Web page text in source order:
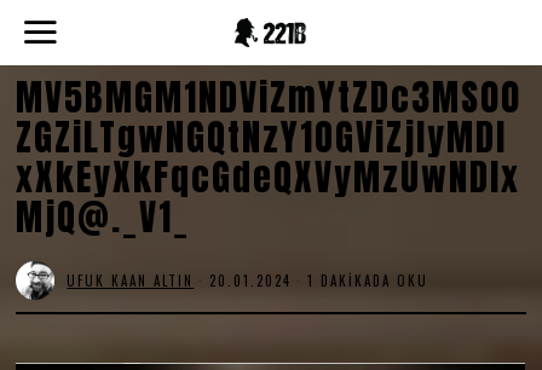
MV5BMGM1NDViZmYtZDc3MS00
ZGZiLTgwNGQtNzY1OGViZjIyMDI
xXkEyXkFqcGdeQXVyMzUwNDIx
MjQ@._V1_
UFUK KAAN ALTIN 20.01.2024 1 DAKIKADA OKU